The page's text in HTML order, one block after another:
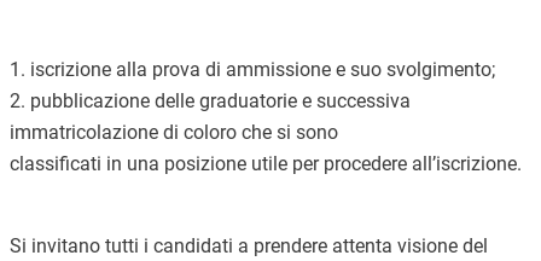
1. iscrizione alla prova di ammissione e suo svolgimento;
2. pubblicazione delle graduatorie e successiva
immatricolazione di coloro che si sono
classificati in una posizione utile per procedere all’iscrizione.
Si invitano tutti i candidati a prendere attenta visione del